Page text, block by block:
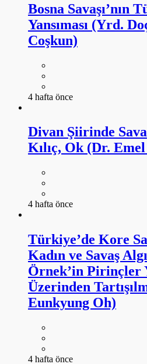
Bosna Savaşı’nın
Yansıması (Yrd.
Coşkun)
4 hafta önce
Divan Şiirinde
Kılıç, Ok (Dr.
4 hafta önce
Türkiye’de Kore
Kadın ve Savaş
Örnek’in Pirinçler
Üzerinden
Eunkyung Oh)
4 hafta önce